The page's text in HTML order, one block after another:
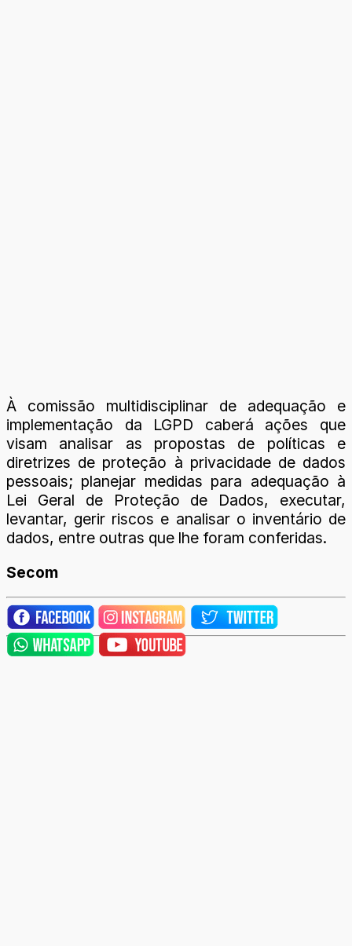
À comissão multidisciplinar de adequação e
implementação da LGPD caberá ações que
visam analisar as propostas de políticas e
diretrizes de proteção à privacidade de dados
pessoais; planejar medidas para adequação à
Lei Geral de Proteção de Dados, executar,
levantar, gerir riscos e analisar o inventário de
dados, entre outras que lhe foram conferidas.
Secom